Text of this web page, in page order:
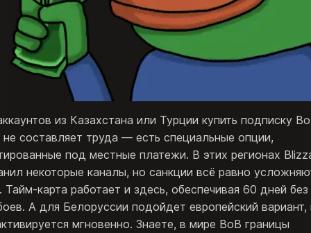
из Казахстана или Турции купить подписку
составляет труда — есть специальные опции,
под местные платежи. В этих регионах
некоторые каналы, но санкции всё равно
Тайм-карта работает и здесь, обеспечивая 60 дней без
А для Белоруссии подойдет европейский вариант,
мгновенно. Знаете, в мире ВоВ границы